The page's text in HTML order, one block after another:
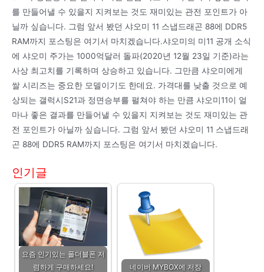
를 만들어낼 수 있을지 지켜보는 것도 재미있는 관전 포인트가 아
닐까 싶습니다. 그럼 앞서 봤던 샤오미 11 스냅드래곤 88에 DDR5
RAM까지 포스팅은 여기서 마치겠습니다.샤오미의 미11 공개 소식
에 샤오미 주가는 1000억달러 돌파(2020년 12월 23일 기준)라는
사상 최고치를 기록하며 상승하고 있습니다. 그만큼 샤오미에게
쌀 시리즈는 중요한 모델이기도 한데요. 가격대를 낮출 것으로 예
상되는 갤럭시S21과 정면승부를 펼쳐야 하는 만큼 샤오미11이 얼
마나 좋은 결과를 만들어낼 수 있을지 지켜보는 것도 재미있는 관
전 포인트가 아닐까 싶습니다. 그럼 앞서 봤던 샤오미 11 스냅드래
곤 88에 DDR5 RAM까지 포스팅은 여기서 마치겠습니다.
인기글
요즘 인기있는 폴더블폰 저
렴하게 구매하세요!
네이버 MYBOX에 저장